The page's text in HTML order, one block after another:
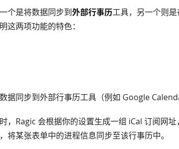
个是将数据同步到外部行事历工具，另一个则是
这两项功能的特色：
据同步到外部行事历工具（例如 Google
，Ragic 会根据你的设置生成一组 iCal 订阅网
将某张表单中的进程信息同步至该行事历中。